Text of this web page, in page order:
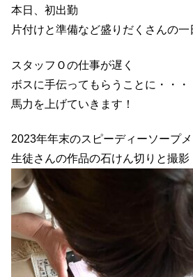
本日、初出勤
片付けと準備など盛りだくさんの一
スタッフＯの仕事が遅く
ボスに手伝ってもらうことに・・・
馬力を上げていきます！
2023年年末のスピーディーソープ
生徒さんの作品の石けん切りと撮影